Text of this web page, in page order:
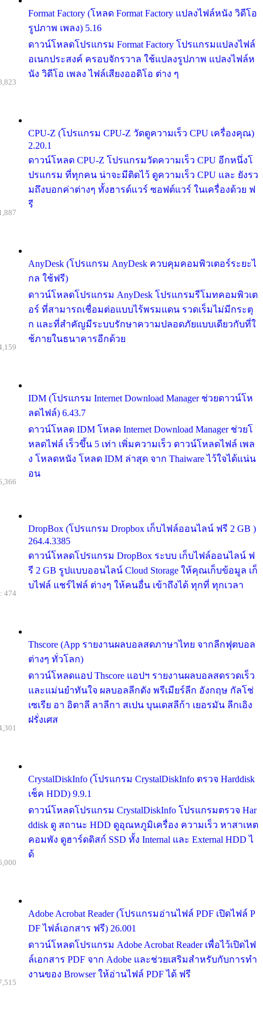
Format Factory (โหลด Format Factory แปลงไฟล์หนัง วิดีโอ
รูปภาพ เพลง) 5.16
ดาวน์โหลดโปรแกรม Format Factory โปรแกรมแปลงไฟล์
อเนกประสงค์ ครอบจักรวาล ใช้แปลงรูปภาพ แปลงไฟล์ห
นัง วิดีโอ เพลง ไฟล์เสียงออดิโอ ต่าง ๆ
CPU-Z (โปรแกรม CPU-Z วัดดูความเร็ว CPU เครื่องคุณ)
2.20.1
ดาวน์โหลด CPU-Z โปรแกรมวัดความเร็ว CPU อีกหนึ่งโ
ปรแกรม ที่ทุกคน น่าจะมีติดไว้ ดูความเร็ว CPU และ ยังรว
มถึงบอกค่าต่างๆ ทั้งฮารด์แวร์ ซอฟต์แวร์ ในเครื่องด้วย ฟ
รี
AnyDesk (โปรแกรม AnyDesk ควบคุมคอมพิวเตอร์ระยะไ
กล ใช้ฟรี)
ดาวน์โหลดโปรแกรม AnyDesk โปรแกรมรีโมทคอมพิวเต
อร์ ที่สามารถเชื่อมต่อแบบไร้พรมแดน รวดเร็มไม่มีกระตุ
ก และที่สำคัญมีระบบรักษาความปลอดภัยแบบเดียวกับที่ใ
ช้ภายในธนาคารอีกด้วย
IDM (โปรแกรม Internet Download Manager ช่วยดาวน์โห
ลดไฟล์) 6.43.7
ดาวน์โหลด IDM โหลด Internet Download Manager ช่วยโ
หลดไฟล์ เร็วขึ้น 5 เท่า เพิ่มความเร็ว ดาวน์โหลดไฟล์ เพล
ง โหลดหนัง โหลด IDM ล่าสุด จาก Thaiware ไว้ใจได้แน่น
อน
DropBox (โปรแกรม Dropbox เก็บไฟล์ออนไลน์ ฟรี 2 GB )
264.4.3385
ดาวน์โหลดโปรแกรม DropBox ระบบ เก็บไฟล์ออนไลน์ ฟ
รี 2 GB รูปแบบออนไลน์ Cloud Storage ให้คุณเก็บข้อมูล เก็
บไฟล์ แชร์ไฟล์ ต่างๆ ให้คนอื่น เข้าถึงได้ ทุกที่ ทุกเวลา
Thscore (App รายงานผลบอลสดภาษาไทย จากลีกฟุตบอล
ต่างๆ ทั่วโลก)
ดาวน์โหลดแอป Thscore แอปฯ รายงานผลบอลสดรวดเร็ว
และแม่นยำทันใจ ผลบอลลีกดัง พรีเมียร์ลีก อังกฤษ กัลโช่
เซเรีย อา อิตาลี ลาลีกา สเปน บุนเดสลีก้า เยอรมัน ลีกเอิง
ฝรั่งเศส
474
CrystalDiskInfo (โปรแกรม CrystalDiskInfo ตรวจ Harddisk
เช็ค HDD) 9.9.1
ดาวน์โหลดโปรแกรม CrystalDiskInfo โปรแกรมตรวจ Har
ddisk ดู สถานะ HDD ดูอุณหภูมิเครื่อง ความเร็ว หาสาเหต
คอมพัง ดูฮาร์ดดิสก์ SSD ทั้ง Internal และ External HDD ไ
ด้
Adobe Acrobat Reader (โปรแกรมอ่านไฟล์ PDF เปิดไฟล์ P
DF ไฟล์เอกสาร ฟรี) 26.001
ดาวน์โหลดโปรแกรม Adobe Acrobat Reader เพื่อไว้เปิดไฟ
ล์เอกสาร PDF จาก Adobe และช่วยเสริมสำหรับกับการทำ
งานของ Browser ให้อ่านไฟล์ PDF ได้ ฟรี